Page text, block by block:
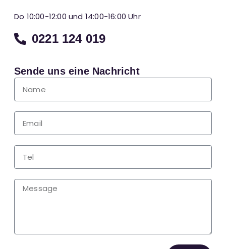
Do 10:00-12:00 und 14:00-16:00 Uhr
0221 124 019
Sende uns eine Nachricht